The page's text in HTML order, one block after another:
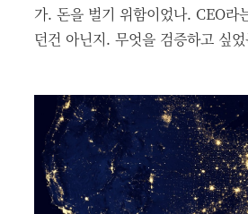
가. 돈을 벌기 위함이었나. CEO라
던건 아닌지. 무엇을 검증하고 싶